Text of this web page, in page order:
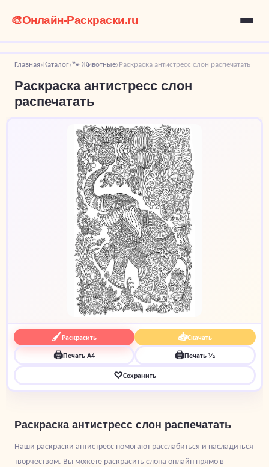
🎨Онлайн-Раскраски.ru
Главная›Каталог›🐾 Животные›Раскраска антистресс слон распечатать
Раскраска антистресс слон
распечатать
🖌Раскрасить 📥Скачать
🖨Печать A4 🖨Печать ½
♡Сохранить
Раскраска антистресс слон распечатать
Наши раскраски антистресс помогают расслабиться и насладиться
творчеством. Вы можете раскрасить слона онлайн прямо в